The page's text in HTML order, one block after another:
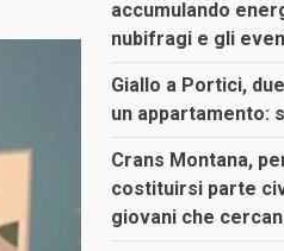
accumulando
nubifragi e gli
Giallo a Portici,
un appartamento:
Crans Montana,
costituirsi parte
giovani che